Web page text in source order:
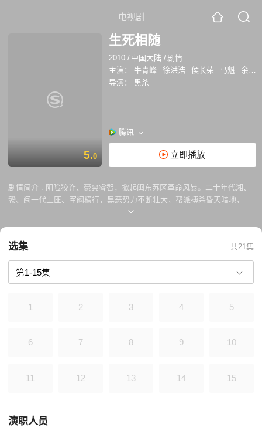
电视剧
5.0
生死相随
2010 / 中国大陆 /剧情
主演：
牛青峰 徐洪浩 侯长荣 马魁
余雨韩
导演：
黑杀
腾讯
立即播放
剧情简介 : 阴险狡诈、豪爽睿智，掀起闽东苏区革命风暴。二十年代湘、
赣、闽一代土匪、军阀横行，黑恶势力不断壮大，帮派搏杀昏天暗地，争
权夺挚。以青龙帮为首的黑暗挚力，鱼肉乡里，搅得湘闽一带民不聊生，
此结下始终不渝的友谊。在马力峰的引导下，詹儒柏走上革命道路，并受
党的重托，筹建革命武装。在敌重兵压境的严峻局势下，詹儒柏坚韧不
拔，临危受命，代理闽东特委书记。他们共同领导创建了闽东工农红军独
立师，开展了反“围剿” 斗争。
选集 共21集
1 2 3 4 5
6 7 8 9 10
11 12 13 14 15
演职人员